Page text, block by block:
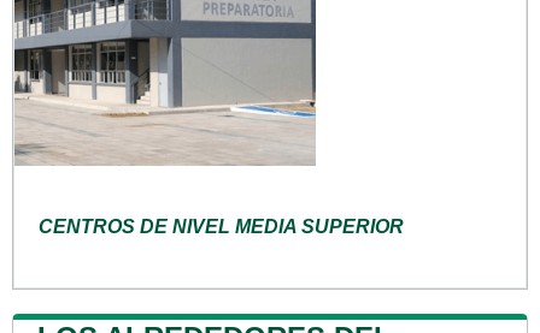
CENTROS DE NIVEL MEDIA SUPERIOR